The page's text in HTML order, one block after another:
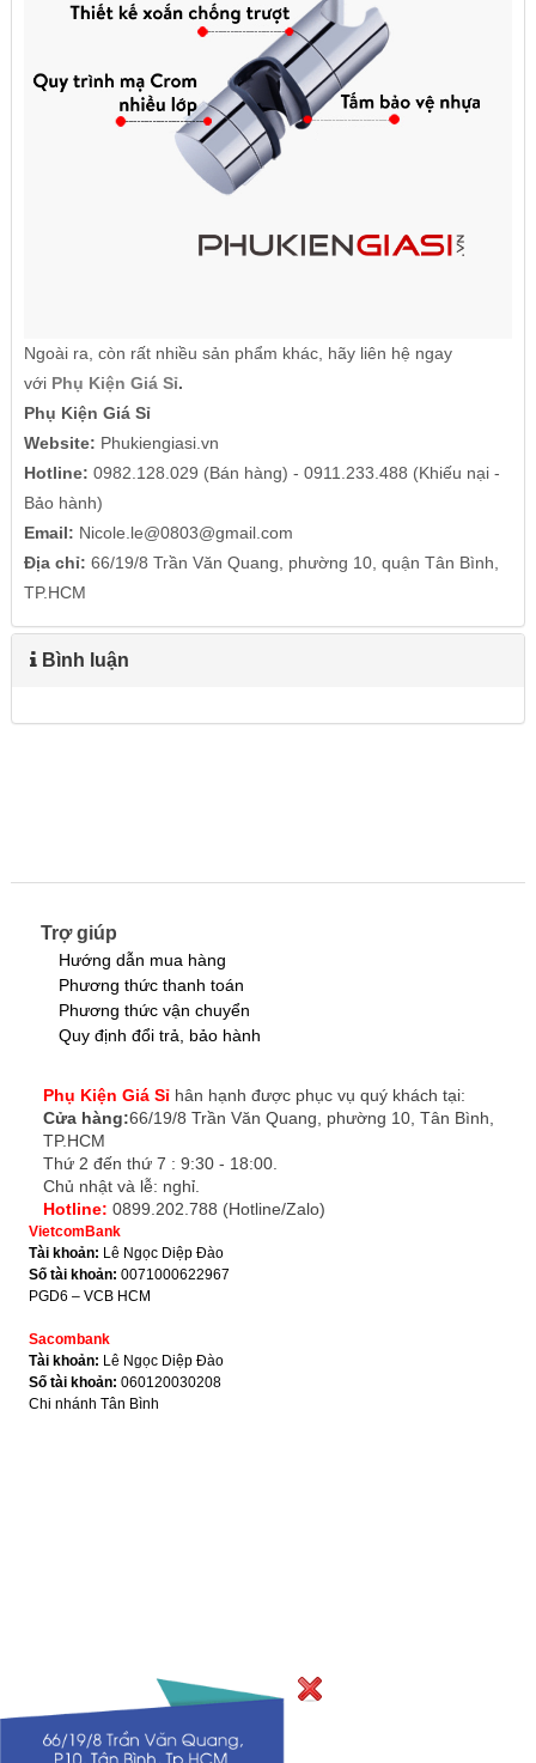
Ngoài ra, còn rất nhiều sản phẩm khác, hãy liên hệ ngay
với Phụ Kiện Giá Sỉ.
Phụ Kiện Giá Sỉ
Website: Phukiengiasi.vn
Hotline: 0982.128.029 (Bán hàng) - 0911.233.488 (Khiếu nại -
Bảo hành)
Email: Nicole.le@0803@gmail.com
Địa chỉ: 66/19/8 Trần Văn Quang, phường 10, quận Tân Bình,
TP.HCM
Bình luận
Trợ giúp
Hướng dẫn mua hàng
Phương thức thanh toán
Phương thức vận chuyển
Quy định đổi trả, bảo hành
Phụ Kiện Giá Sỉhân hạnh được phục vụ quý khách tại:
Cửa hàng:66/19/8 Trần Văn Quang, phường 10, Tân Bình,
TP.HCM
Thứ 2 đến thứ 7 : 9:30 - 18:00.
Chủ nhật và lễ: nghỉ.
Hotline: 0899.202.788 (Hotline/Zalo)
VietcomBank
Tài khoản: Lê Ngọc Diệp Đào
Số tài khoản: 0071000622967
PGD6 – VCB HCM
Sacombank
Tài khoản: Lê Ngọc Diệp Đào
Số tài khoản: 060120030208
Chi nhánh Tân Bình